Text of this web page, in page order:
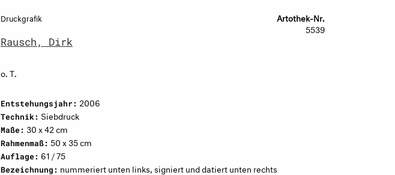
Druckgrafik
Rausch, Dirk
o. T.
Artothek-Nr.
5539
Entstehungsjahr: 2006
Technik: Siebdruck
Maße: 30 x 42 cm
Rahmenmaß: 50 x 35 cm
Auflage: 61 / 75
Bezeichnung: nummeriert unten links, signiert und datiert unten rechts